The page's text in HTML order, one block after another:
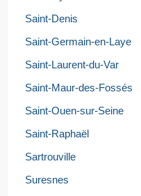
Saint-Denis
Saint-Germain-en-Laye
Saint-Laurent-du-Var
Saint-Maur-des-Fossés
Saint-Ouen-sur-Seine
Saint-Raphaël
Sartrouville
Suresnes